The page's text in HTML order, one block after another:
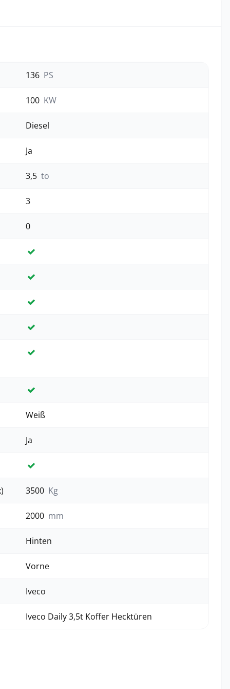
136 PS
100 KW
Diesel
Ja
3,5 to
3
0
Ja
Ja
Ja
Ja
Ja
Ja
Weiß
Ja
Ja
3500 Kg
2000 mm
Hinten
Vorne
Iveco
Iveco Daily 3,5t Koffer Hecktüren